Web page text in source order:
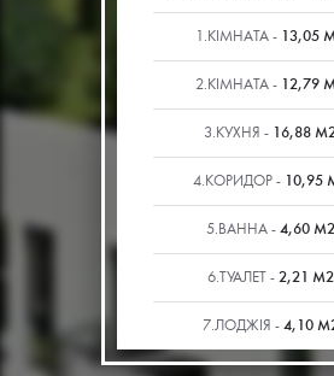
1.КІМНАТА - 13,05
2.КІМНАТА - 12,79
3.КУХНЯ - 16,88
4.КОРИДОР - 10,95
5.ВАННА - 4,60 М2
6.ТУАЛЕТ - 2,21 М2
7.ЛОДЖІЯ - 4,10